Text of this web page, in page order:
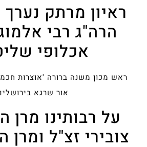
ראיון מרתק
הרה"ג רבי
אכלופי
ראש מכון משנה ברורה 'אוצרות
אור שרגא
על רבותינו מרן
צובירי זצ"ל